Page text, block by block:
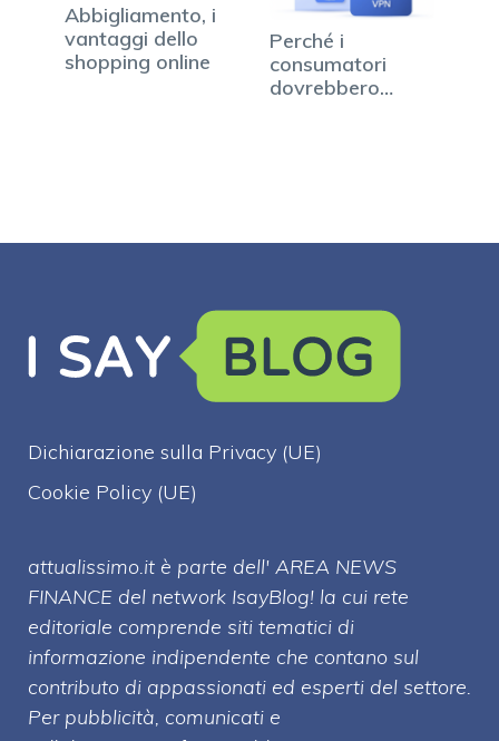
Abbigliamento, i
vantaggi dello
shopping online
Perché i
consumatori
dovrebbero
Dichiarazione sulla Privacy (UE)
Cookie Policy (UE)
attualissimo.it è parte dell' AREA NEWS
FINANCE del network IsayBlog! la cui rete
editoriale comprende siti tematici di
informazione indipendente che contano sul
contributo di appassionati ed esperti del settore.
Per pubblicità, comunicati e